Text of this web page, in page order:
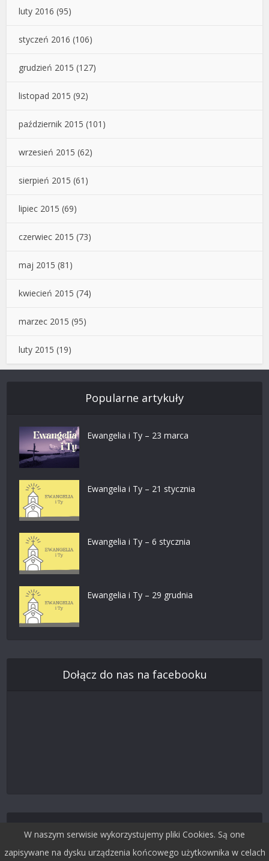
luty 2016 (95)
styczeń 2016 (106)
grudzień 2015 (127)
listopad 2015 (92)
październik 2015 (101)
wrzesień 2015 (62)
sierpień 2015 (61)
lipiec 2015 (69)
czerwiec 2015 (73)
maj 2015 (81)
kwiecień 2015 (74)
marzec 2015 (95)
luty 2015 (19)
Popularne artykuły
Ewangelia i Ty – 23 marca
Ewangelia i Ty – 21 stycznia
Ewangelia i Ty – 6 stycznia
Ewangelia i Ty – 29 grudnia
Dołącz do nas na facebooku
Śledź nas na Twitterze
W naszym serwisie wykorzystujemy pliki Cookies. Są one
zapisywane na dysku urządzenia końcowego użytkownika w celach